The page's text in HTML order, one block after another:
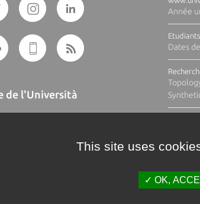
de l'Università
Année
Dates
This site uses
OK,